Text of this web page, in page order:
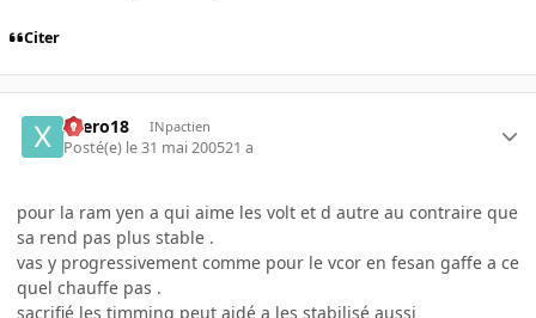
Citer
xaero18 INpactien
Posté(e) le 31 mai 200521 a
pour la ram yen a qui aime les volt et d autre au contraire que
sa rend pas plus stable .
vas y progressivement comme pour le vcor en fesan gaffe a ce
quel chauffe pas .
sacrifié les timming peut aidé a les stabilisé aussi